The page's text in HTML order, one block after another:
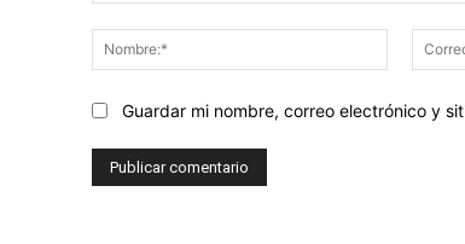
Nombre:*
Guardar mi nombre, correo electrónico y